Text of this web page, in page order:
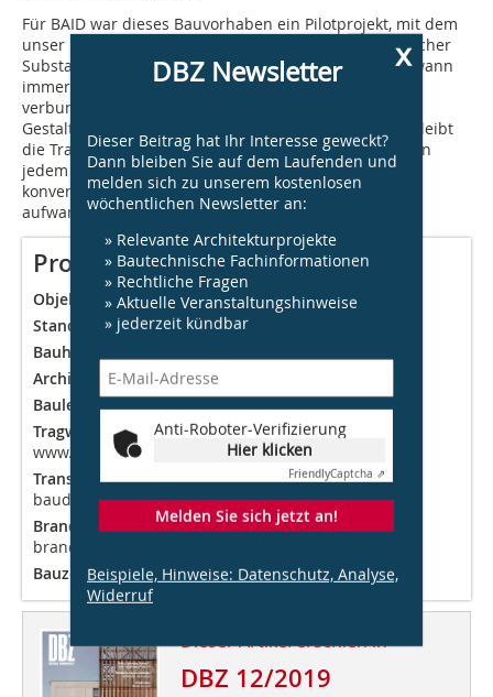
Für BAID war dieses Bauvorhaben ein Pilotprojekt, mit dem
unser Büro viele Erfahrungen im Umgang mit historischer
Substanz sammeln konnte. Wir fühlen uns ermutigt, wann
immer sinnvoll und mit architektonischem Zugewinn
verbunden, die Substanz des Bestands in unsere
Gestaltungsüberlegungen einzubeziehen. Trotzdem bleibt
die Translozierung eine Ausnahmetechnologie. Es ist in
jedem Falle individuell zu prüfen, ob eine der
konventionellen Techniken nicht kostengünstiger und
aufwandsärmer zum gewünschten Ergebnis führt.
Projektdaten
Objekt:
Wohngebäude Warburgstraße
Standort: Warburgstraße 35-37, 20354 Hamburg
Bauherr:
Architekt:BAID, Hamburg, www.baid.de
Bauleitung:LV Baumanagement, www.lv-ag.com
Tragwerksplanung & Bauphysik:Pape & Dingeldein,
www.pape-dingeldein.de
Translozierung:JaKo Baudenkmalpflege, www.jako-
baudenkmalpflege.de
Brandschutz:IFB Schütte, www.ingenieurbuero-fuer-
brandschutz.de
Bauzeit:07.2017 – 12.2019
Dieser Artikel erschien in
DBZ 12/2019
x
DBZ Newsletter
Dieser Beitrag hat Ihr Interesse geweckt?
Dann bleiben Sie auf dem Laufenden und
melden sich zu unserem kostenlosen
wöchentlichen Newsletter an:
» Relevante Architekturprojekte
» Bautechnische Fachinformationen
» Rechtliche Fragen
» Aktuelle Veranstaltungshinweise
» jederzeit kündbar
Anti-Roboter-Verifizierung
Hier klicken
FriendlyCaptcha ⇗
Melden Sie sich jetzt an!
Beispiele, Hinweise: Datenschutz, Analyse,
Widerruf